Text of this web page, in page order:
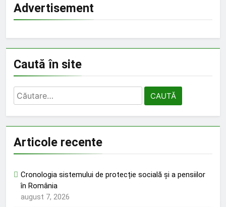
Advertisement
Caută în site
Caută
după:
Articole recente
Cronologia sistemului de protecție socială și a pensiilor
în România
august 7, 2026